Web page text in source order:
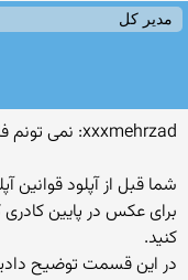
مدیر کل
xxxmehrzad: نمی تونم فایلی رو آپلود کنم؟
شما قبل از آپلود قوانین
برای عكس در پایین كادری
كنید.
در این قسمت توضیح